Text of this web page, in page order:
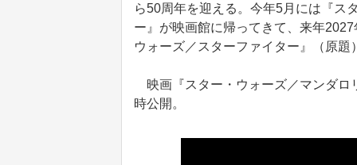
ら50周年を迎える。今年5月には『ス
ー』が映画館に帰ってきて、来年
ウォーズ／スターファイター』（原
映画『スター・ウォーズ／マンダロ
時公開。